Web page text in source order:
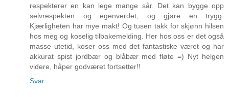
respekterer en kan lege mange sår. Det kan bygge opp
selvrespekten og egenverdet, og gjøre en trygg.
Kjærligheten har mye makt! Og tusen takk for skjønn hilsen
hos meg og koselig tilbakemelding. Her hos oss er det også
masse utetid, koser oss med det fantastiske været og har
akkurat spist jordbær og blåbær med fløte =) Nyt helgen
videre, håper godværet fortsetter!!
Svar